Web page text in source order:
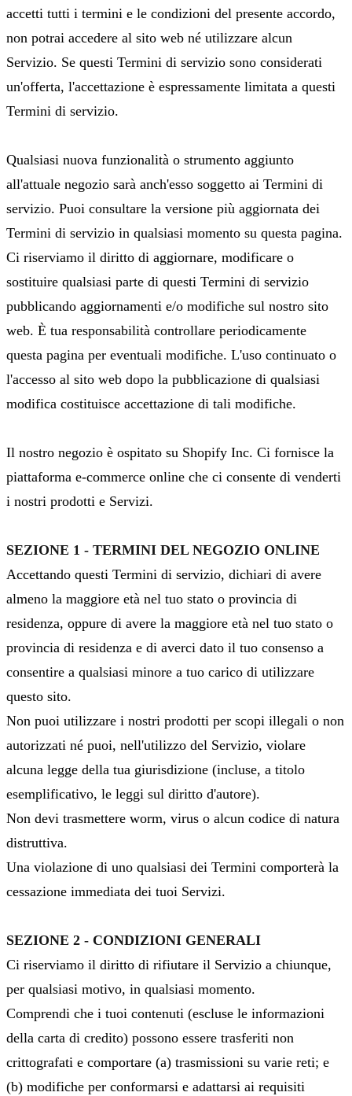
accetti tutti i termini e le condizioni del presente accordo,
non potrai accedere al sito web né utilizzare alcun
Servizio. Se questi Termini di servizio sono considerati
un'offerta, l'accettazione è espressamente limitata a questi
Termini di servizio.
Qualsiasi nuova funzionalità o strumento aggiunto
all'attuale negozio sarà anch'esso soggetto ai Termini di
servizio. Puoi consultare la versione più aggiornata dei
Termini di servizio in qualsiasi momento su questa pagina.
Ci riserviamo il diritto di aggiornare, modificare o
sostituire qualsiasi parte di questi Termini di servizio
pubblicando aggiornamenti e/o modifiche sul nostro sito
web. È tua responsabilità controllare periodicamente
questa pagina per eventuali modifiche. L'uso continuato o
l'accesso al sito web dopo la pubblicazione di qualsiasi
modifica costituisce accettazione di tali modifiche.
Il nostro negozio è ospitato su Shopify Inc. Ci fornisce la
piattaforma e-commerce online che ci consente di venderti
i nostri prodotti e Servizi.
SEZIONE 1 - TERMINI DEL NEGOZIO ONLINE
Accettando questi Termini di servizio, dichiari di avere
almeno la maggiore età nel tuo stato o provincia di
residenza, oppure di avere la maggiore età nel tuo stato o
provincia di residenza e di averci dato il tuo consenso a
consentire a qualsiasi minore a tuo carico di utilizzare
questo sito.
Non puoi utilizzare i nostri prodotti per scopi illegali o non
autorizzati né puoi, nell'utilizzo del Servizio, violare
alcuna legge della tua giurisdizione (incluse, a titolo
esemplificativo, le leggi sul diritto d'autore).
Non devi trasmettere worm, virus o alcun codice di natura
distruttiva.
Una violazione di uno qualsiasi dei Termini comporterà la
cessazione immediata dei tuoi Servizi.
SEZIONE 2 - CONDIZIONI GENERALI
Ci riserviamo il diritto di rifiutare il Servizio a chiunque,
per qualsiasi motivo, in qualsiasi momento.
Comprendi che i tuoi contenuti (escluse le informazioni
della carta di credito) possono essere trasferiti non
crittografati e comportare (a) trasmissioni su varie reti; e
(b) modifiche per conformarsi e adattarsi ai requisiti